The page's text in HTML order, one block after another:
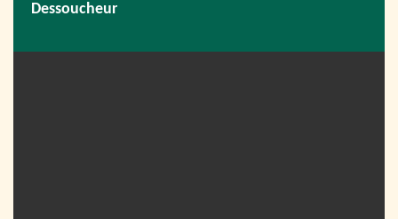
Dessoucheur